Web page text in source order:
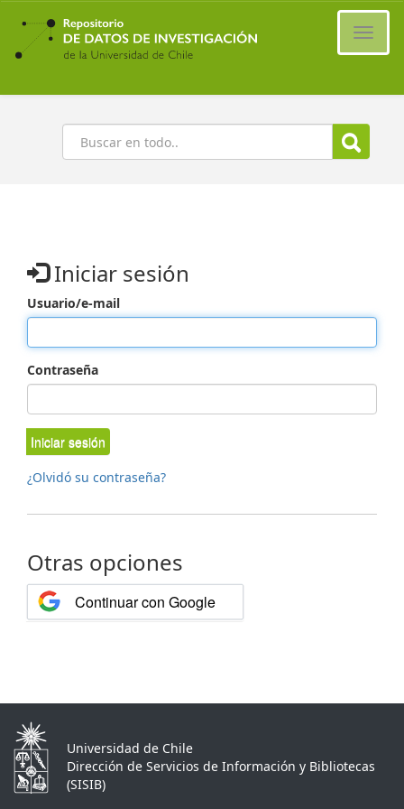
Ir
contenido
principal
Buscar
Iniciar sesión
Usuario/e-mail
Contraseña
Iniciar sesión
¿Olvidó su contraseña?
Otras opciones
Continuar con Google
Universidad de Chile
Dirección de Servicios de Información y Bibliotecas
(SISIB)